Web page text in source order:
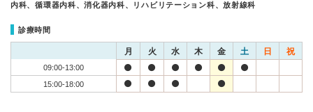
内科、循環器内科、消化器内科、リハビリテーション科、放射線科
診療時間
月 火 水 木 金 土 日 祝
09:00-13:00
15:00-18:00